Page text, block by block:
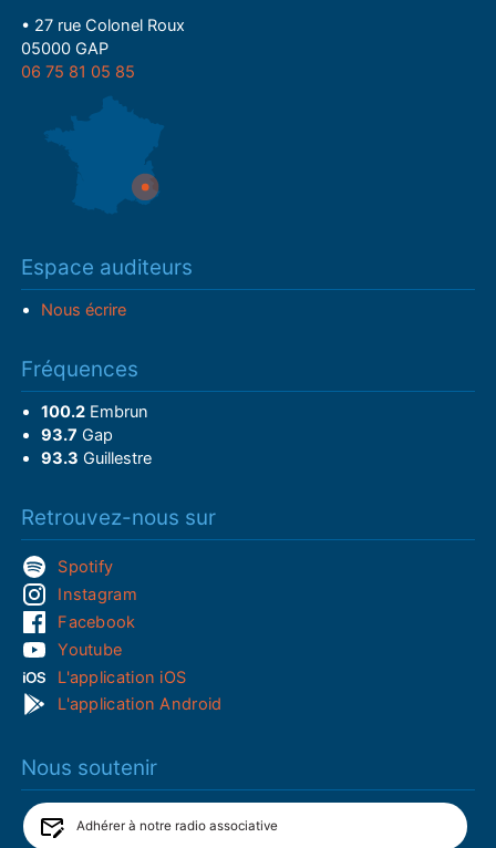
• 27 rue Colonel Roux
05000 GAP
06 75 81 05 85
Espace auditeurs
Nous écrire
Fréquences
100.2Embrun
93.7 Gap
93.3 Guillestre
Retrouvez-nous sur
Spotify
Instagram
Facebook
Youtube
L'application iOS
L'application Android
Nous soutenir
Adhérer à notre radio associative